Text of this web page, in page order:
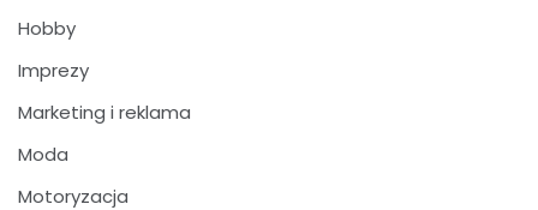
Hobby
Imprezy
Marketing i reklama
Moda
Motoryzacja